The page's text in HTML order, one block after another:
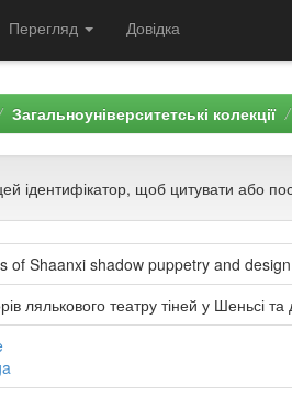
Перегляд Довідка
Загальноуніверситетські колекції
ідентифікатор, щоб цитувати або
of Shaanxi shadow puppetry and
лялькового театру тіней у Шеньсі